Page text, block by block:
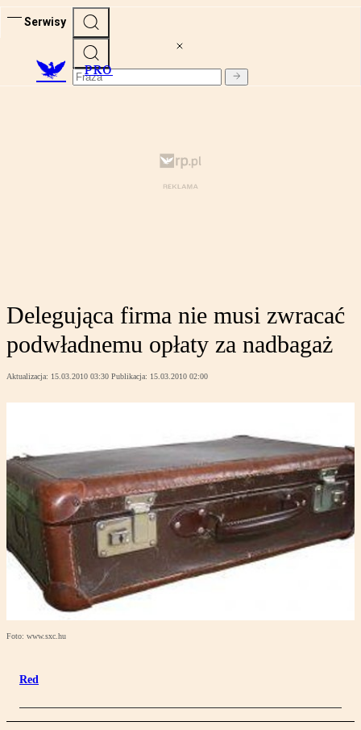
Serwisy
PRO
Delegująca firma nie musi zwracać
podwładnemu opłaty za nadbagaż
Aktualizacja: 15.03.2010 03:30 Publikacja: 15.03.2010 02:00
Foto: www.sxc.hu
Red